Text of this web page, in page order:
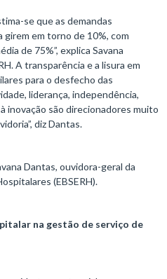
se que as demandas
em torno de 10%, com
de 75%”, explica Savana
A transparência e a lisura em
para o desfecho das
liderança, independência,
inovação são direcionadores muito
diz Dantas.
Dantas, ouvidora-geral da
(EBSERH).
na gestão de serviço de